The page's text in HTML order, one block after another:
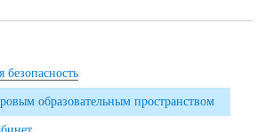
образовательным пространством